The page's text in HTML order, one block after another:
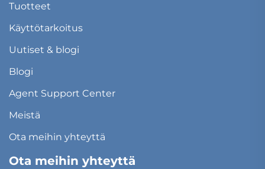
Tuotteet
Käyttötarkoitus
Uutiset & blogi
Blogi
Agent Support Center
Meistä
Ota meihin yhteyttä
Ota meihin yhteyttä